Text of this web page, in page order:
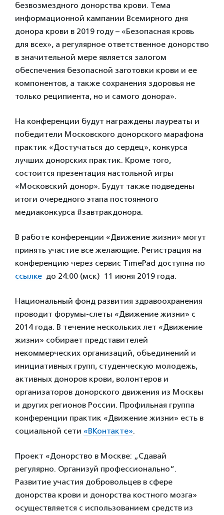
безвозмездного донорства крови. Тема
информационной кампании Всемирного дня
донора крови в 2019 году – «Безопасная кровь
для всех», а регулярное ответственное донорство
в значительной мере является залогом
обеспечения безопасной заготовки крови и ее
компонентов, а также сохранения здоровья не
только реципиента, но и самого донора».
На конференции будут награждены лауреаты и
победители Московского донорского марафона
практик «Достучаться до сердец», конкурса
лучших донорских практик. Кроме того,
состоится презентация настольной игры
«Московский донор». Будут также подведены
итоги очередного этапа постоянного
медиаконкурса #завтракдонора.
В работе конференции «Движение жизни» могут
принять участие все желающие. Регистрация на
конференцию через сервис TimePad доступна по
ссылке до 24:00 (мск) 11 июня 2019 года.
Национальный фонд развития здравоохранения
проводит форумы-слеты «Движение жизни» с
2014 года. В течение нескольких лет «Движение
жизни» собирает представителей
некоммерческих организаций, объединений и
инициативных групп, студенческую молодежь,
активных доноров крови, волонтеров и
организаторов донорского движения из Москвы
и других регионов России. Профильная группа
конференции практик «Движение жизни» есть в
социальной сети «ВКонтакте».
Проект «Донорство в Москве: „Сдавай
регулярно. Организуй профессионально“.
Развитие участия добровольцев в сфере
донорства крови и донорства костного мозга»
осуществляется с использованием средств из